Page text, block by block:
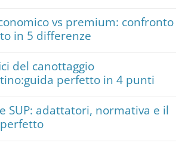
vs premium: confronto
in 5 differenze
del canottaggio
perfetto in 4 punti
SUP: adattatori, normativa e il